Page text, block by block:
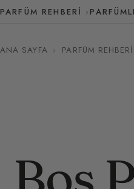
PARFÜM REHBERI
ANA SAYFA › PARFÜM REHBERI